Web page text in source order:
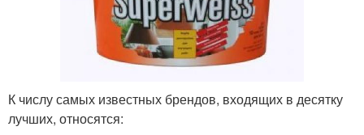
К числу самых известных брендов, входящих в десятку
лучших, относятся: